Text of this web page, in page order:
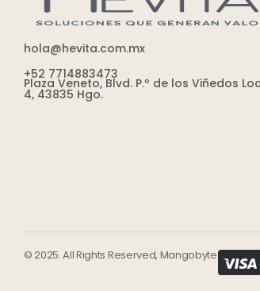
hola@hevita.com.mx
+52 7714883473
Plaza Veneto, Blvd. P.º de los Viñedos
4, 43835 Hgo.
© 2025. All Rights Reserved, Mangobyte